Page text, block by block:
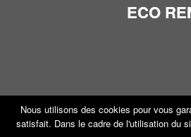
ECO
Nous utilisons des cookies pour vous
satisfait. Dans le cadre de l'utilisation du